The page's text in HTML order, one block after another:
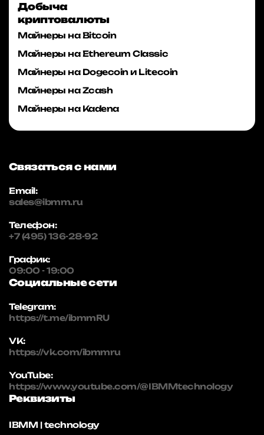
Добыча
криптовалюты
Майнеры на Bitcoin
Майнеры на Ethereum Classic
Майнеры на Dogecoin и Litecoin
Майнеры на Zcash
Майнеры на Kadena
Связаться с нами
Email:
sales@ibmm.ru
Телефон:
+7 (495) 136-28-92
График:
09:00 - 19:00
Социальные сети
Telegram:
https://t.me/ibmmRU
VK:
https://vk.com/ibmmru
YouTube:
https://www.youtube.com/@IBMMtechnology
Реквизиты
IBMM | technology